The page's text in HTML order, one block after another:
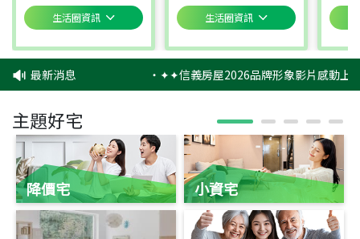
生活圈資訊 生活圈資訊
最新消息 ‧✦✦信義房屋2026品牌形象影片感動上
主題好宅
降價宅 小資宅